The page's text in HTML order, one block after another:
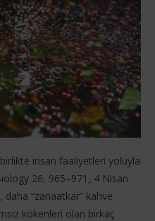
insan faaliyetleri yoluyla
26, 965–971, 4 Nisan
daha “zanaatkar” kahve
kökenleri olan birkaç